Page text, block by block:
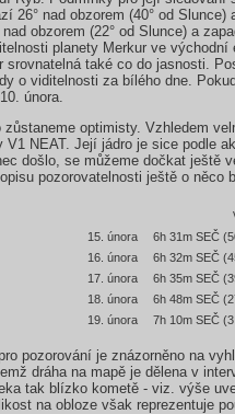
26° nad obzorem (40° od
nad obzorem (22° od Slunce) a
planety Merkur ve
srovnatelná také co do jasnosti.
o viditelnosti za bílého dne.
února.
zůstaneme optimisty. Vzhledem
V1 NEAT. Její jádro je sice podle
došlo, se můžeme dočkat ještě
pozorovatelnosti ještě o něco
15. února
6h 31m SEČ
16. února
6h 32m SEČ
17. února
6h 35m SEČ
18. února
6h 48m SEČ
19. února
7h 10m SEČ
pozorování je znázorněno na
dráha na mapě je dělena v
tak blízko kometě - viz. výše
na obloze však reprezentuje